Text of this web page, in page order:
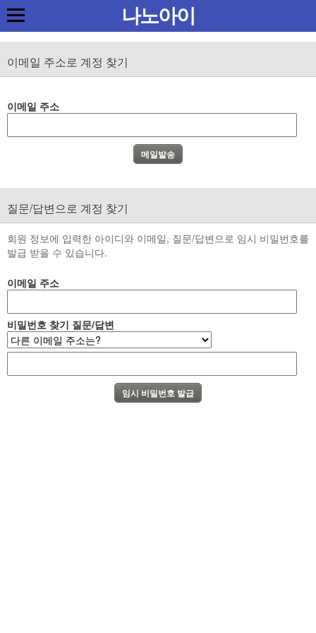
이메일 주소로 계정 찾기
이메일 주소
질문/답변으로 계정 찾기
회원 정보에 입력한 아이디와 이메일, 질문/답변으로 임시 비밀번호를
발급 받을 수 있습니다.
이메일 주소
비밀번호 찾기 질문/답변
나노아이